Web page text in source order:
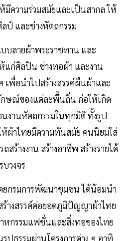
มีความร่วมสมัยและเป็นสากล ให้
ป์ และช่างหัตถกรรม
บลายผ้าพระราชทาน และ
แก่ศิลปิน ช่างทอผ้า และงาน
เพื่อนำไปสร้างสรรค์ผืนผ้าและ
กษณ์ของแต่ละพื้นถิ่น ก่อให้เกิด
นงานหัตถกรรมในทุกมิติ ทั้งรูป
ผ้าไทยมีความทันสมัย คนนิยมใส่
สร้างงาน สร้างอาชีพ สร้างรายได้
วงจร
ยกรมการพัฒนาชุมชน ได้น้อมนำ
างสรรค์ต่อยอดภูมิปัญญาผ้าไทย
หกรรมแฟชั่นและสิ่งทอของไทย
ปธรรมผ่านโครงการต่าง ๆ อาทิ